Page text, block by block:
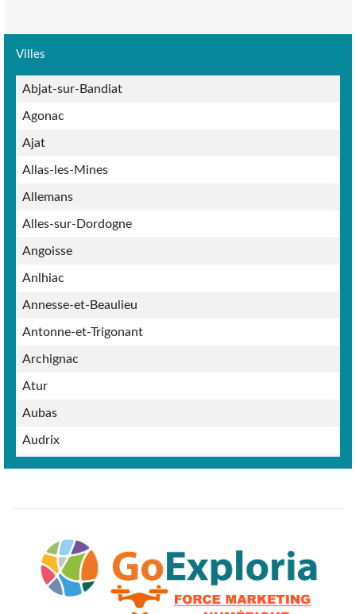
Villes
Abjat-sur-Bandiat
Agonac
Ajat
Allas-les-Mines
Allemans
Alles-sur-Dordogne
Angoisse
Anlhiac
Annesse-et-Beaulieu
Antonne-et-Trigonant
Archignac
Atur
Aubas
Audrix
Augignac
Badefols-d'Ans
Badefols-sur-Dordogne